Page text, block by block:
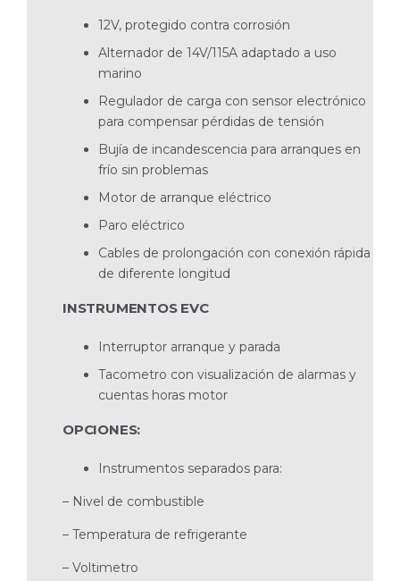
12V, protegido contra corrosión
Alternador de 14V/115A adaptado a uso
marino
Regulador de carga con sensor electrónico
para compensar pérdidas de tensión
Bujía de incandescencia para arranques en
frío sin problemas
Motor de arranque eléctrico
Paro eléctrico
Cables de prolongación con conexión rápida
de diferente longitud
INSTRUMENTOS EVC
Interruptor arranque y parada
Tacometro con visualización de alarmas y
cuentas horas motor
OPCIONES:
Instrumentos separados para:
– Nivel de combustible
– Temperatura de refrigerante
– Voltimetro